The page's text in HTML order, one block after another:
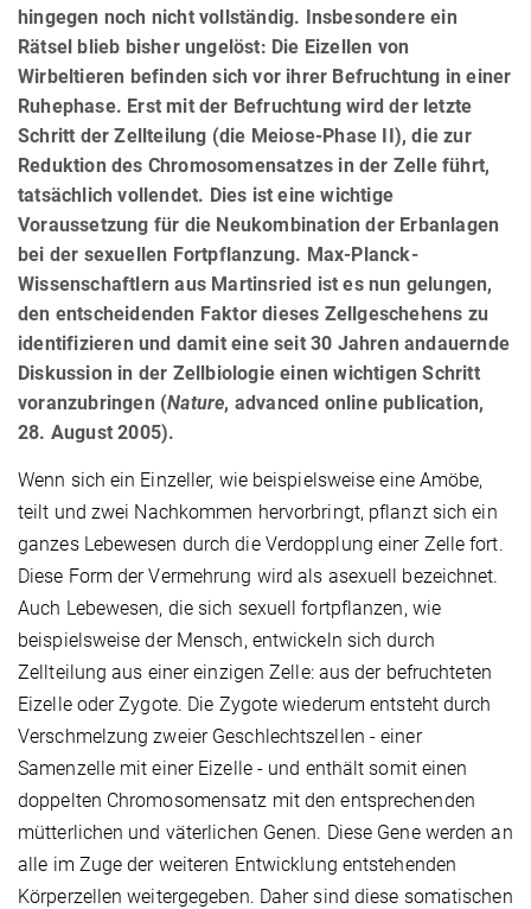
hingegen noch nicht vollständig. Insbesondere ein
Rätsel blieb bisher ungelöst: Die Eizellen von
Wirbeltieren befinden sich vor ihrer Befruchtung in einer
Ruhephase. Erst mit der Befruchtung wird der letzte
Schritt der Zellteilung (die Meiose-Phase II), die zur
Reduktion des Chromosomensatzes in der Zelle führt,
tatsächlich vollendet. Dies ist eine wichtige
Voraussetzung für die Neukombination der Erbanlagen
bei der sexuellen Fortpflanzung. Max-Planck-
Wissenschaftlern aus Martinsried ist es nun gelungen,
den entscheidenden Faktor dieses Zellgeschehens zu
identifizieren und damit eine seit 30 Jahren andauernde
Diskussion in der Zellbiologie einen wichtigen Schritt
voranzubringen (Nature, advanced online publication,
28. August 2005).
Wenn sich ein Einzeller, wie beispielsweise eine Amöbe,
teilt und zwei Nachkommen hervorbringt, pflanzt sich ein
ganzes Lebewesen durch die Verdopplung einer Zelle fort.
Diese Form der Vermehrung wird als asexuell bezeichnet.
Auch Lebewesen, die sich sexuell fortpflanzen, wie
beispielsweise der Mensch, entwickeln sich durch
Zellteilung aus einer einzigen Zelle: aus der befruchteten
Eizelle oder Zygote. Die Zygote wiederum entsteht durch
Verschmelzung zweier Geschlechtszellen - einer
Samenzelle mit einer Eizelle - und enthält somit einen
doppelten Chromosomensatz mit den entsprechenden
mütterlichen und väterlichen Genen. Diese Gene werden an
alle im Zuge der weiteren Entwicklung entstehenden
Körperzellen weitergegeben. Daher sind diese somatischen